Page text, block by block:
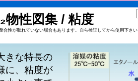
物性図集 / 粘度
性が取れていない場合もあります。自ら検証してから使用下さい
きな特長の
に、粘度が